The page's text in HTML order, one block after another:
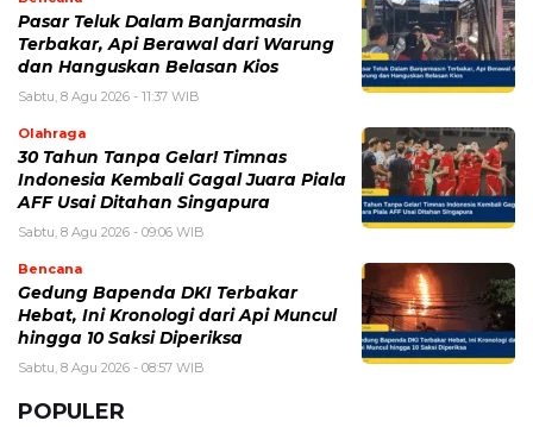
Pasar Teluk Dalam Banjarmasin
Terbakar, Api Berawal dari Warung
dan Hanguskan Belasan Kios
Sabtu, 8 Agu 2026 - 11:37 WIB
Olahraga
30 Tahun Tanpa Gelar! Timnas
Indonesia Kembali Gagal Juara Piala
AFF Usai Ditahan Singapura
Sabtu, 8 Agu 2026 - 09:06 WIB
Bencana
Gedung Bapenda DKI Terbakar
Hebat, Ini Kronologi dari Api Muncul
hingga 10 Saksi Diperiksa
Sabtu, 8 Agu 2026 - 08:57 WIB
POPULER